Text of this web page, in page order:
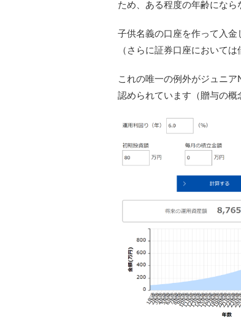
ため、ある程度の年齢になら
子供名義の口座を作って入金
（さらに証券口座において
これの唯一の例外がジュニ
認められています（贈与の概